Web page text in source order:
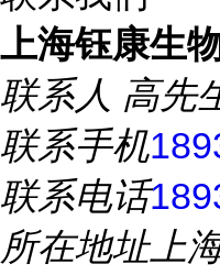
上海钰康生
联系人 高先
联系手机
联系电话
所在地址上